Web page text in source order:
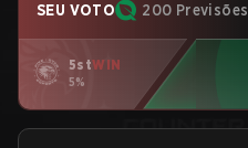
SEU VOTO 200 Previsões
5stWIN
5%